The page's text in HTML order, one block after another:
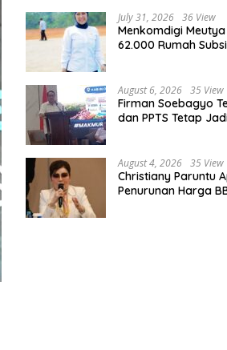
July 31, 2026 36 View
Menkomdigi
62.000 Rumah
August 6, 2026 35 View
Firman Soebagyo
dan PPTS Tetap
August 4, 2026 35 View
Christiany Paruntu
Penurunan Harga